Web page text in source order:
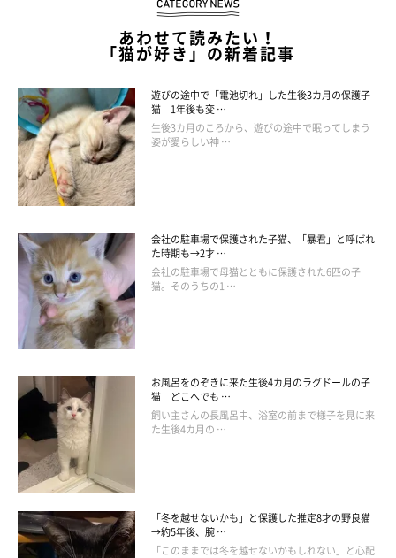
あわせて読みたい！
「猫が好き」の新着記事
遊びの途中で「電池切れ」した生後3カ月の保護子
猫 1年後も変 …
生後3カ月のころから、遊びの途中で眠ってしまう
姿が愛らしい神 …
会社の駐車場で保護された子猫、「暴君」と呼ばれ
た時期も→2才 …
会社の駐車場で母猫とともに保護された6匹の子
猫。そのうちの1 …
お風呂をのぞきに来た生後4カ月のラグドールの子
猫 どこへでも …
飼い主さんの長風呂中、浴室の前まで様子を見に来
た生後4カ月の …
「冬を越せないかも」と保護した推定8才の野良猫
→約5年後、腕 …
「このままでは冬を越せないかもしれない」と心配